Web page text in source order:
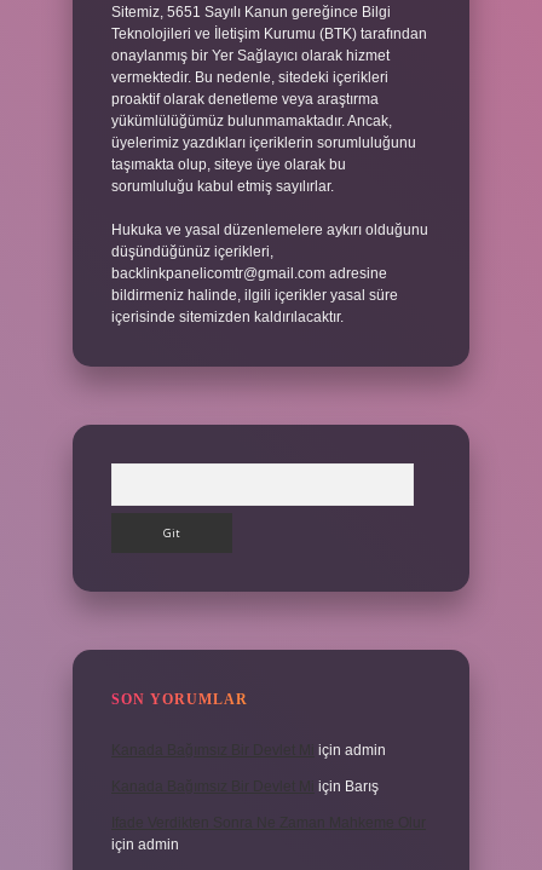
Sitemiz, 5651 Sayılı Kanun gereğince Bilgi
Teknolojileri ve İletişim Kurumu (BTK) tarafından
onaylanmış bir Yer Sağlayıcı olarak hizmet
vermektedir. Bu nedenle, sitedeki içerikleri
proaktif olarak denetleme veya araştırma
yükümlülüğümüz bulunmamaktadır. Ancak,
üyelerimiz yazdıkları içeriklerin sorumluluğunu
taşımakta olup, siteye üye olarak bu
sorumluluğu kabul etmiş sayılırlar.
Hukuka ve yasal düzenlemelere aykırı olduğunu
düşündüğünüz içerikleri,
backlinkpanelicomtr@gmail.com adresine
bildirmeniz halinde, ilgili içerikler yasal süre
içerisinde sitemizden kaldırılacaktır.
SON YORUMLAR
için admin
için Barış
için admin